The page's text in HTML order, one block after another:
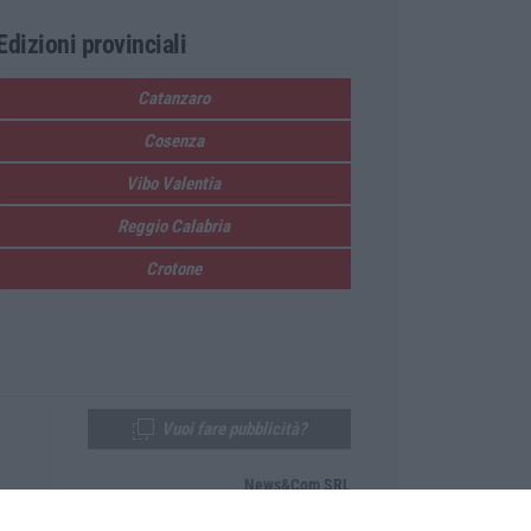
provinciali
Catanzaro
Cosenza
Vibo Valentia
Reggio Calabria
Crotone
News&Com SRL